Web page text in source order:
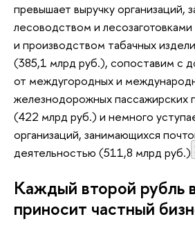
превышает выручку организаций,
лесоводством и
и производством табачных
(385,1 млрд руб.), сопоставим с
от междугородных и
железнодорожных пассажирских
(422 млрд руб.) и немного
организаций, занимающихся
деятельностью (511,8 млрд руб.)
Каждый второй рубль
приносит частный